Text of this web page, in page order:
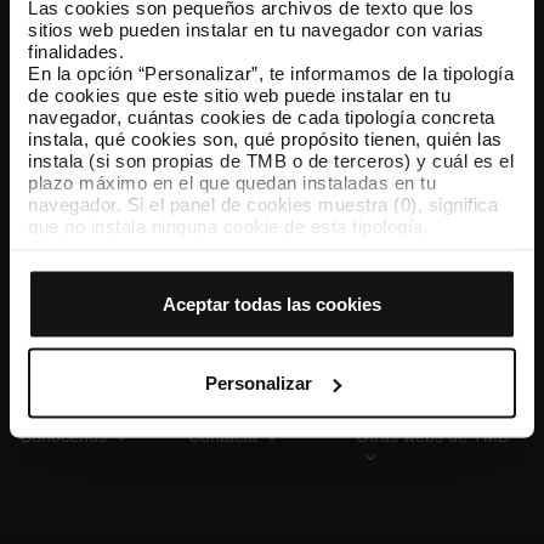
Las cookies son pequeños archivos de texto que los
sitios web pueden instalar en tu navegador con varias
finalidades.
En la opción “Personalizar”, te informamos de la tipología
de cookies que este sitio web puede instalar en tu
navegador, cuántas cookies de cada tipología concreta
instala, qué cookies son, qué propósito tienen, quién las
instala (si son propias de TMB o de terceros) y cuál es el
plazo máximo en el que quedan instaladas en tu
navegador. Si el panel de cookies muestra (0), significa
que no instala ninguna cookie de esta tipología.
que todas estas cookies se instalen en tu navegador.
tipología de cookies permite indicar si quieres que se
instalen o no las cookies de esa clase.
Una vez que hayas marcado tus preferencias, debes
hacer clic en “Seleccionar y configurar”. Así se instalarán
previamente. Te sugerimos que selecciones las cookies
de personalización, porque permiten recordar tus
opciones de navegación (como el idioma) y mejoran tu
Aceptar todas las cookies
Personalizar
TMB App
Descárgate TMB App y compra tus billetes
App Store Google Play
Conócenos Contacta Otras webs de TMB